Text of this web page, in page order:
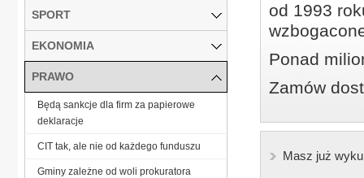
od 1993
Ponad
Zamów
Masz już
SPORT
EKONOMIA
PRAWO
Będą sankcje dla firm za papierowe
deklaracje
CIT tak, ale nie od każdego funduszu
Gminy zależne od woli prokuratora